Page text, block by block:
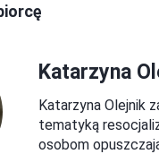
Katarzyna
Katarzyna Olejnik
tematyką
osobom